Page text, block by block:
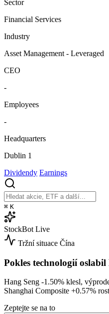
Sector
Financial Services
Industry
Asset Management - Leveraged
CEO
-
Employees
-
Headquarters
Dublin 1
Dividendy Earnings
⌘ K
StockBot Live
Tržní situace Čína
Pokles technologií
Hang Seng -1.50% klesl,
Shanghai Composite +0.57%
Zeptejte se na to